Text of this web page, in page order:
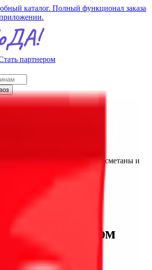
каталог. Полный функционал заказа
партнером
Снеки «Онега» со вкусом сметаны и
пекинской утки
со вкусом
лука